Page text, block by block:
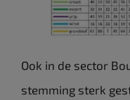
Ook in de sector
stemming sterk